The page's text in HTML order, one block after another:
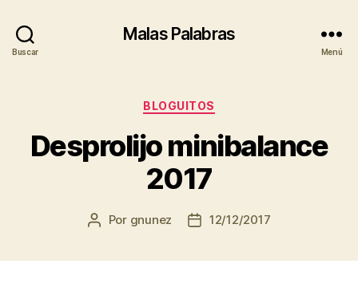
Buscar
Malas Palabras
Menú
Categorías
BLOGUITOS
Desprolijo minibalance
2017
Autor
Por gnunez
Fecha12/12/2017